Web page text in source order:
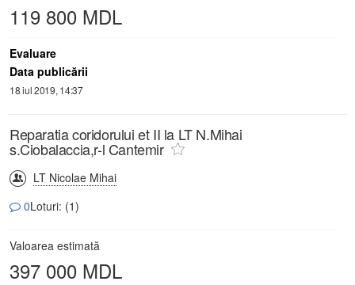
119 800 MDL
Evaluare
Data publicării
18 iul 2019, 14:37
Reparatia coridorului et II la LT N.Mihai
s.Ciobalaccia,r-l Cantemir
LT Nicolae Mihai
0Loturi: (1)
Valoarea estimată
397 000 MDL